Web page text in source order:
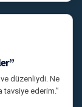
düzenliydi. Ne
tavsiye ederim.”